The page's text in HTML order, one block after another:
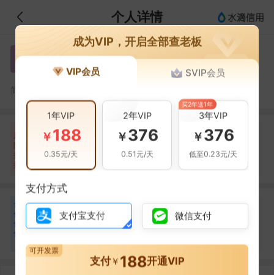
个人详情
王 王于乾
简介：
风
险
扫
描
自身风险
暂无风险
关联风险
暂无风险
提示信息
当前企业(0条)
合
作
伙
伴
秦 秦秀花
合作1次
成为VIP，开启全部查老板
VIP会员 SVIP会员
1年VIP
￥188
0.35元/天
2年VIP
￥376
0.51元/天
3年VIP
￥376
低至0.23元/天
买2年送1年
支付方式
支付宝支付 微信支付
支付￥ 188开通VIP
可开发票